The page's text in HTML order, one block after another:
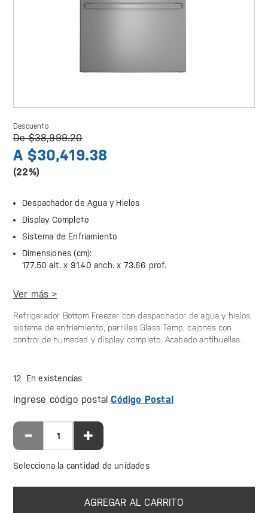
Descuento
De$38,999.20
A $30,419.38
(22%)
Despachador de Agua y Hielos
Display Completo
Sistema de Enfriamiento
Dimensiones (cm):
177.50 alt. x 91.40 anch. x 73.66 prof.
Ver más >
Refrigerador Bottom Freezer con despachador de agua y hielos,
sistema de enfriamiento, parrillas Glass Temp, cajones con
control de humedad y display completo. Acabado antihuellas.
12 En existencias
Ingrese código postalCódigo Postal
Selecciona la cantidad de unidades
AGREGAR AL CARRITO